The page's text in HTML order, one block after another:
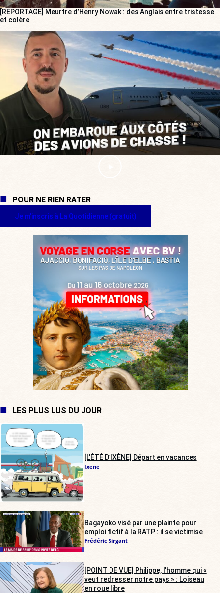
[REPORTAGE] Meurtre d’Henry Nowak : des Anglais entre tristesse
et colère
POUR NE RIEN RATER
Je m'inscris à La Quotidienne (gratuit)
LES PLUS LUS DU JOUR
[L’ÉTÉ D’IXÈNE] Départ en vacances
Ixene
Bagayoko visé par une plainte pour
emploi fictif à la RATP : il se victimise
Frédéric Sirgant
[POINT DE VUE] Philippe, l’homme qui «
veut redresser notre pays » : Loiseau
en roue libre